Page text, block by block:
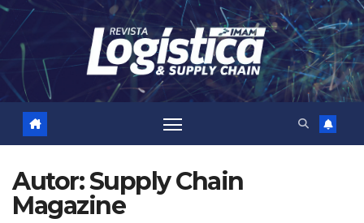
Skip
content
Autor:Supply Chain
Magazine